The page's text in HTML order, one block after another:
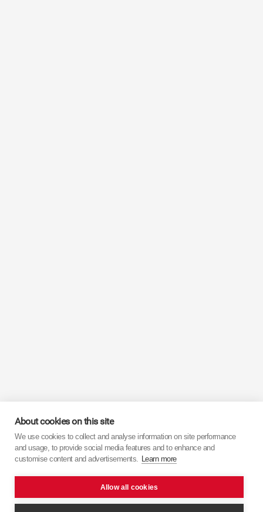
About cookies on this site
We use cookies to collect and analyse information on site performance
and usage, to provide social media features and to enhance and
customise content and advertisements. Learn more
Allow all cookies